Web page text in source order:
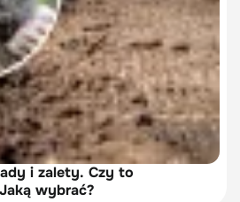
i zalety. Czy to
wybrać?